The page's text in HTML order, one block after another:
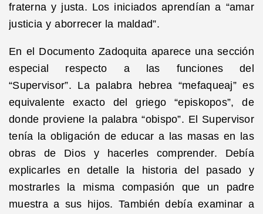
fraterna y justa. Los iniciados aprendían a “amar
justicia y aborrecer la maldad”.
En el Documento Zadoquita aparece una sección
especial respecto a las funciones del
“Supervisor”. La palabra hebrea “mefaqueaj” es
equivalente exacto del griego “episkopos”, de
donde proviene la palabra “obispo”. El Supervisor
tenía la obligación de educar a las masas en las
obras de Dios y hacerles comprender. Debía
explicarles en detalle la historia del pasado y
mostrarles la misma compasión que un padre
muestra a sus hijos. También debía examinar a